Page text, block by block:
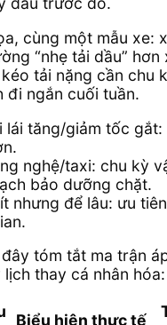
cùng một mẫu xe:
“nhẹ tải dầu”
tải nặng cần chu
đi ngắn cuối tuần.
lái tăng/giảm tốc gắt:
nghệ/taxi: chu kỳ
bảo dưỡng chặt.
nhưng để lâu: ưu
tóm tắt ma trận
thay cá nhân hóa:
Biểu hiện thực tế